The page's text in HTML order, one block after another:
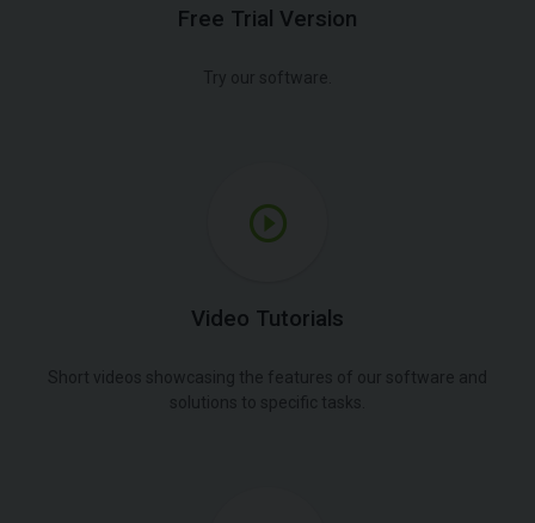
Free Trial Version
Try our software.
Video Tutorials
Short videos showcasing the features of our software and
solutions to specific tasks.